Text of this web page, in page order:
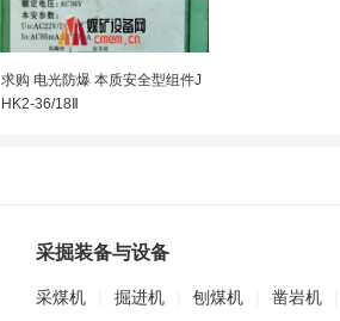
求购 电光防爆 本质安全型组件J
HK2-36/18Ⅱ
采掘装备与设备
采煤机 掘进机 刨煤机 凿岩机